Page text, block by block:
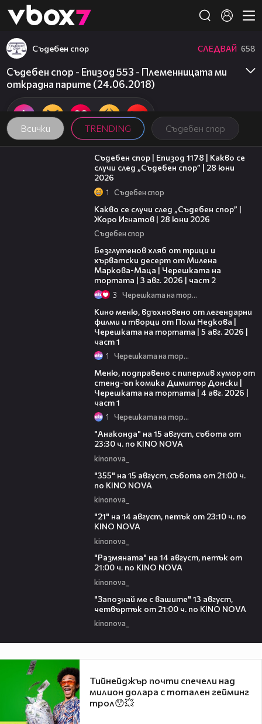
👾
Всички TRENDING Съдебен спор
Съдебен спор СЛЕДВАЙ 658
Съдебен спор - Епизод 553 - Племенницата ми
открадна парите (24.06.2018)
47:02
Съдебен спор | Епизод 1178 | Какво се
случи след „Съдебен спор” | 28 юни
2026
1 Съдебен спор
Какво се случи след „Съдебен спор” |
Жоро Игнатов | 28 юни 2026
Съдебен спор
Безглутенов хляб от трици и
хърватски десерт от Милена
Маркова-Маца | Черешката на
тортата | 3 авг. 2026 | част 2
3 Черешката на тортата
Кино меню, вдъхновено от легендарни
филми и творци от Поли Недкова |
Черешката на тортата | 5 авг. 2026 |
част 1
1 Черешката на тортата
Меню, подправено с пиперлив хумор от
стенд-ъп комика Димитър Донски |
Черешката на тортата | 4 авг. 2026 |
част 1
1 Черешката на тортата
"Анаконда" на 15 август, събота от
23:30 ч. по KINO NOVA
kinonova_
"355" на 15 август, събота от 21:00 ч.
по KINO NOVA
kinonova_
"21" на 14 август, петък от 23:10 ч. по
KINO NOVA
kinonova_
"Размянaта" на 14 август, петък от
21:00 ч. по KINO NOVA
kinonova_
"Запознай ме с вашите" 13 август,
четвъртък от 21:00 ч. по KINO NOVA
kinonova_
Тийнейджър почти спечели над
милион долара с тотален гейминг
трол😯💥